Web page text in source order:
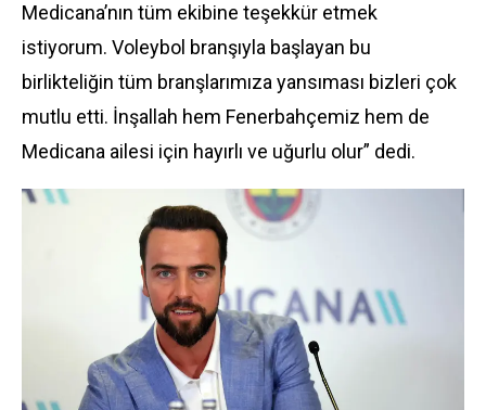
Medicana’nın tüm ekibine teşekkür etmek
istiyorum. Voleybol branşıyla başlayan bu
birlikteliğin tüm branşlarımıza yansıması bizleri çok
mutlu etti. İnşallah hem Fenerbahçemiz hem de
Medicana ailesi için hayırlı ve uğurlu olur” dedi.